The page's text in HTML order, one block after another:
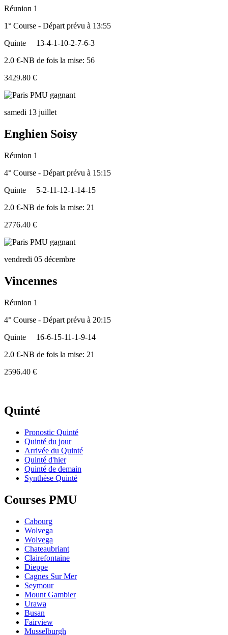
Réunion 1
1° Course - Départ prévu à 13:55
Quinte
13-4-1-10-2-7-6-3
2.0 €-NB de fois la mise: 56
3429.80 €
samedi 13 juillet
Enghien Soisy
Réunion 1
4° Course - Départ prévu à 15:15
Quinte
5-2-11-12-1-14-15
2.0 €-NB de fois la mise: 21
2776.40 €
vendredi 05 décembre
Vincennes
Réunion 1
4° Course - Départ prévu à 20:15
Quinte
16-6-15-11-1-9-14
2.0 €-NB de fois la mise: 21
2596.40 €
Quinté
Pronostic Quinté
Quinté du jour
Arrivée du Quinté
Quinté d'hier
Quinté de demain
Synthèse Quinté
Courses PMU
Cabourg
Wolvega
Wolvega
Chateaubriant
Clairefontaine
Dieppe
Cagnes Sur Mer
Seymour
Mount Gambier
Urawa
Busan
Fairview
Musselburgh